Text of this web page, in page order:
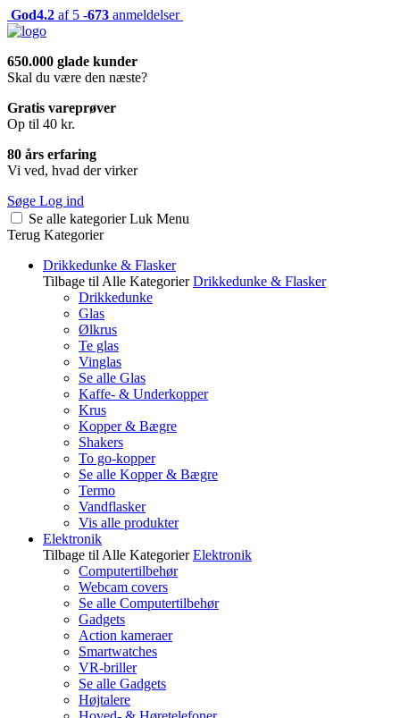
God4.2 af 5 -673 anmeldelser
650.000 glade kunder
Skal du være den næste?
Gratis vareprøver
Op til 40 kr.
80 års erfaring
Vi ved, hvad der virker
Søge Log ind
Se alle kategorier Luk Menu
Terug Kategorier
Drikkedunke & Flasker
Tilbage til Alle Kategorier Drikkedunke & Flasker
Drikkedunke
Glas
Ølkrus
Te glas
Vinglas
Se alle Glas
Kaffe- & Underkopper
Krus
Kopper & Bægre
Shakers
To go-kopper
Se alle Kopper & Bægre
Termo
Vandflasker
Vis alle produkter
Elektronik
Tilbage til Alle Kategorier Elektronik
Computertilbehør
Webcam covers
Se alle Computertilbehør
Gadgets
Action kameraer
Smartwatches
VR-briller
Se alle Gadgets
Højtalere